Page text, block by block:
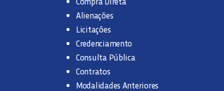
Alienações
Licitações
Credenciamento
Consulta Pública
Contratos
Modalidades Anteriores